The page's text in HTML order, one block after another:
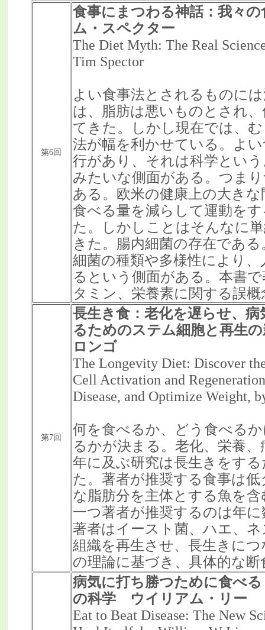
第6回
食事にまつわる神話：我々
ム・スペクター
The Diet Myth: The Real
Tim Spector
よい食事法とされるものに
は、脂肪は悪いものとされ
てきた。しかし現在では、
法が幅を利かせている。よ
行があり、それは科学とい
みたいな側面がある。つま
ある。欧米の健康上の大き
食べる量を減らして運動を
た。しかしことはそんなに
きた。腸内細菌の存在であ
細菌の種類や多様性により
るという側面がある。本書
タミン、栄養素に関する誤
第7回
長生き食：老化を遅らせ、
るためのステム細胞と再生
ロンゴ
The Longevity Diet: Discover
Cell Activation and
Disease, and Optimize Weight,
何を食べるか、どう食べる
るかが決まる。老化、栄養
年に及ぶ研究は長生きをす
た。著者が推奨する食事は
な脂肪分を主体とする魚を
一つ著者が推奨するのは年
著者はイースト菌、ハエ、
組織を再生させ、長生きに
の理論に基づき、具体的な
病気に打ち勝つために食べ
の科学 ウイリアム・リー
Eat to Beat Disease: The New